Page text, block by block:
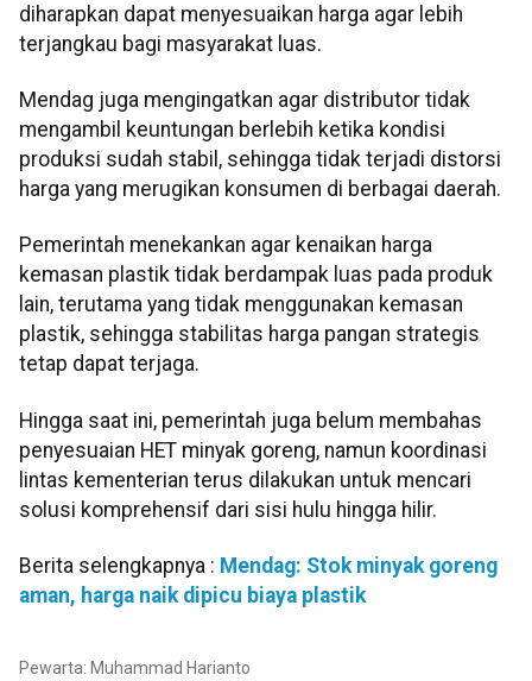
diharapkan dapat menyesuaikan harga agar lebih
terjangkau bagi masyarakat luas.
Mendag juga mengingatkan agar distributor tidak
mengambil keuntungan berlebih ketika kondisi
produksi sudah stabil, sehingga tidak terjadi distorsi
harga yang merugikan konsumen di berbagai daerah.
Pemerintah menekankan agar kenaikan harga
kemasan plastik tidak berdampak luas pada produk
lain, terutama yang tidak menggunakan kemasan
plastik, sehingga stabilitas harga pangan strategis
tetap dapat terjaga.
Hingga saat ini, pemerintah juga belum membahas
penyesuaian HET minyak goreng, namun koordinasi
lintas kementerian terus dilakukan untuk mencari
solusi komprehensif dari sisi hulu hingga hilir.
Berita selengkapnya : Mendag: Stok minyak goreng
aman, harga naik dipicu biaya plastik
Pewarta: Muhammad Harianto